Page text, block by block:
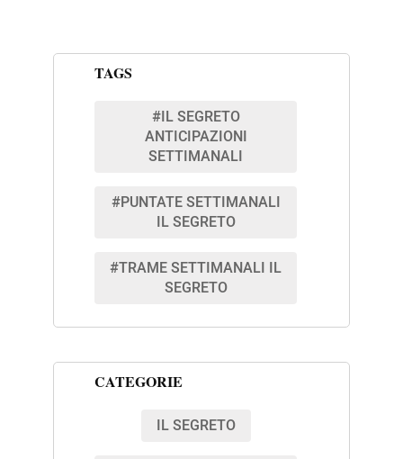
TAGS
#IL SEGRETO
ANTICIPAZIONI
SETTIMANALI
#PUNTATE SETTIMANALI
IL SEGRETO
#TRAME SETTIMANALI IL
SEGRETO
CATEGORIE
IL SEGRETO